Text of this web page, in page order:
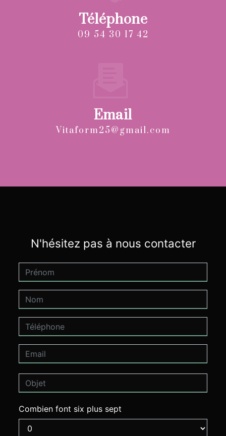
Téléphone
09 54 30 17 42
Email
vitaform25@gmail.com
N'hésitez pas à nous contacter
Combien font six plus sept